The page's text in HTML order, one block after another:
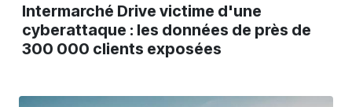
Intermarché Drive victime d'une
cyberattaque : les données de près de
300 000 clients exposées